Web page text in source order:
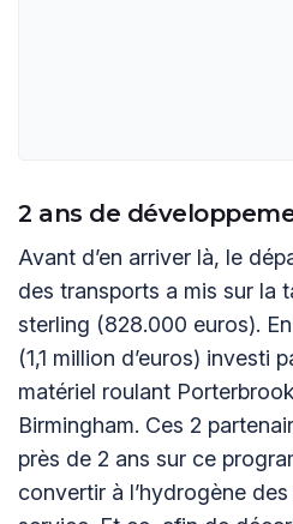
2 ans de
Avant d’en arriver là, le
des transports a mis sur la
sterling (828.000 euros).
(1,1 million d’euros) investi
matériel roulant
Birmingham. Ces 2
près de 2 ans sur ce
convertir à l’hydrogène